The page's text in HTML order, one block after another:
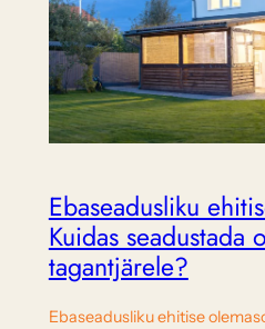
Ebaseadusliku
Kuidas seadustada
tagantjärele?
Ebaseadusliku ehitise